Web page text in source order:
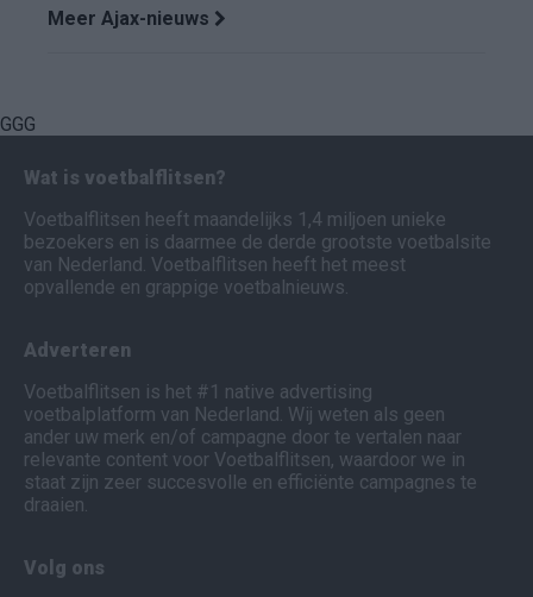
Meer Ajax-nieuws
GGG
Wat is voetbalflitsen?
Voetbalflitsen heeft maandelijks 1,4 miljoen unieke
bezoekers en is daarmee de derde grootste voetbalsite
van Nederland. Voetbalflitsen heeft het meest
opvallende en grappige voetbalnieuws.
Adverteren
Voetbalflitsen is het #1 native advertising
voetbalplatform van Nederland. Wij weten als geen
ander uw merk en/of campagne door te vertalen naar
relevante content voor Voetbalflitsen, waardoor we in
staat zijn zeer succesvolle en efficiënte campagnes te
draaien.
Volg ons